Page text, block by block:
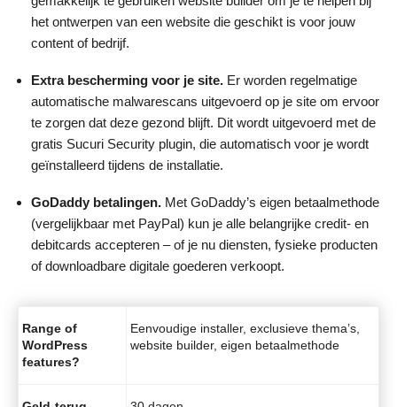
het ontwerpen van een website die geschikt is voor jouw
content of bedrijf.
Extra bescherming voor je site. Er worden regelmatige
automatische malwarescans uitgevoerd op je site om ervoor
te zorgen dat deze gezond blijft. Dit wordt uitgevoerd met de
gratis Sucuri Security plugin, die automatisch voor je wordt
geïnstalleerd tijdens de installatie.
GoDaddy betalingen. Met GoDaddy’s eigen betaalmethode
(vergelijkbaar met PayPal) kun je alle belangrijke credit- en
debitcards accepteren – of je nu diensten, fysieke producten
of downloadbare digitale goederen verkoopt.
Range of
WordPress
features?
Eenvoudige installer, exclusieve thema’s,
website builder, eigen betaalmethode